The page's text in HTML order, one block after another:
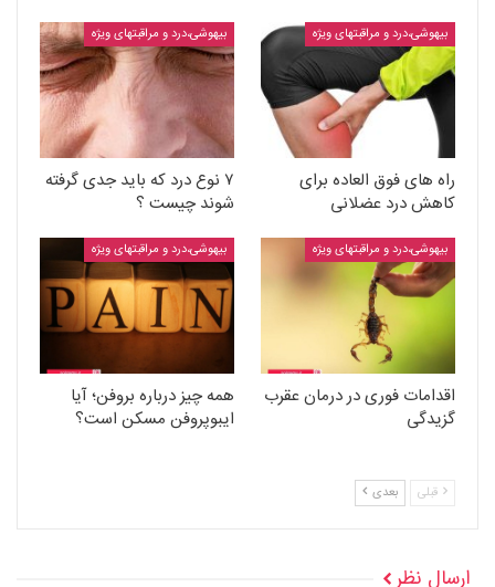
بیهوشی،درد و مراقبتهای ویژه
راه های فوق العاده برای
کاهش درد عضلانی
بیهوشی،درد و مراقبتهای ویژه
۷ نوع درد که باید جدی گرفته
شوند چیست ؟
بیهوشی،درد و مراقبتهای ویژه
اقدامات فوری در درمان عقرب
گزیدگی
بیهوشی،درد و مراقبتهای ویژه
همه چیز درباره بروفن؛ آیا
ایبوپروفن مسکن است؟
قبلی بعدی
ارسال نظر